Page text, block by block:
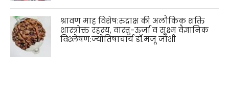
श्रावण माह विशेष:रुद्राक्ष की अलौकिक शक्ति
शास्त्रोक्त रहस्य, वास्तु-ऊर्जा व सूक्ष्म वैज्ञानिक
विश्लेषण:ज्योतिषाचार्य डॉ.मंजू जोशी